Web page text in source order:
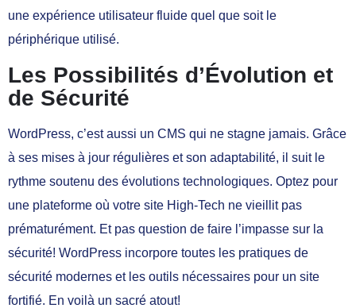
une expérience utilisateur fluide quel que soit le
périphérique utilisé.
Les Possibilités d’Évolution et
de Sécurité
WordPress, c’est aussi un CMS qui ne stagne jamais. Grâce
à ses mises à jour régulières et son adaptabilité, il suit le
rythme soutenu des évolutions technologiques. Optez pour
une plateforme où votre site High-Tech ne vieillit pas
prématurément. Et pas question de faire l’impasse sur la
sécurité! WordPress incorpore toutes les pratiques de
sécurité modernes et les outils nécessaires pour un site
fortifié. En voilà un sacré atout!